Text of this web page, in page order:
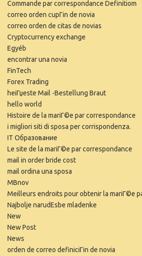
Commande par correspondance Definitiom
correo orden cupГіn de novia
correo orden de citas de novias
Cryptocurrency exchange
Egyéb
encontrar una novia
FinTech
Forex Trading
heiГџeste Mail -Bestellung Braut
hello world
Histoire de la mariГ©e par correspondance
i migliori siti di sposa per corrispondenza.
IT Образование
Le site de la mariГ©e par correspondance
mail in order bride cost
mail ordina una sposa
MBnov
Meilleurs endroits pour obtenir la mariГ©e
Najbolje narudЕѕbe mladenke
New
New Post
News
orden de correo definiciГіn de novia